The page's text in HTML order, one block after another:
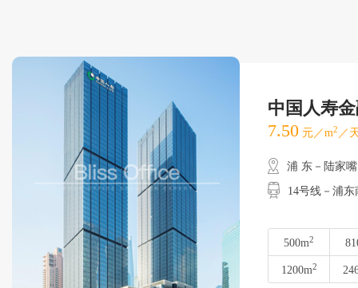
中国人寿
7.50 元／m2 ／
浦 东－陆家嘴
14号线－浦东
500m2
1200m2